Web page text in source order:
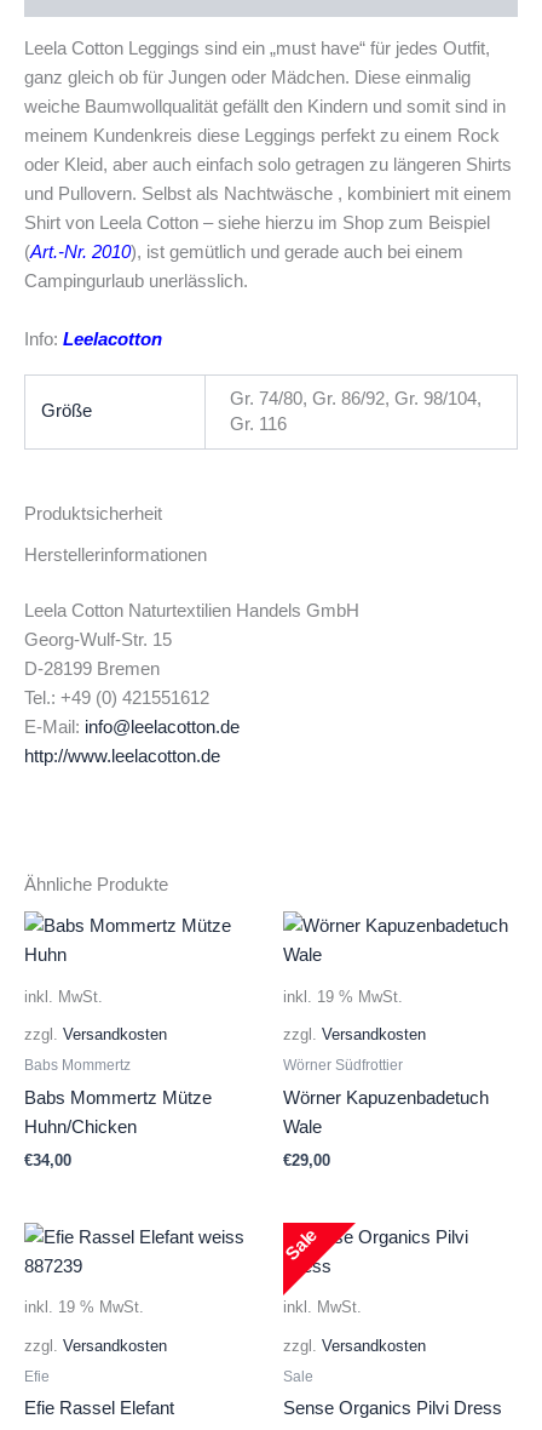
Leela Cotton Leggings sind ein „must have“ für jedes Outfit,
ganz gleich ob für Jungen oder Mädchen. Diese einmalig
weiche Baumwollqualität gefällt den Kindern und somit sind in
meinem Kundenkreis diese Leggings perfekt zu einem Rock
oder Kleid, aber auch einfach solo getragen zu längeren Shirts
und Pullovern. Selbst als Nachtwäsche , kombiniert mit einem
Shirt von Leela Cotton – siehe hierzu im Shop zum Beispiel
(Art.-Nr. 2010), ist gemütlich und gerade auch bei einem
Campingurlaub unerlässlich.
Info: Leelacotton
Größe
Gr. 74/80, Gr. 86/92, Gr. 98/104,
Gr. 116
Produktsicherheit
Herstellerinformationen
Leela Cotton Naturtextilien Handels GmbH
Georg-Wulf-Str. 15
D-28199 Bremen
Tel.: +49 (0) 421551612
E-Mail: info@leelacotton.de
http://www.leelacotton.de
Ähnliche Produkte
inkl. MwSt.
zzgl. Versandkosten
Babs Mommertz
Babs Mommertz Mütze
Huhn/Chicken
€34,00
inkl. 19 % MwSt.
zzgl. Versandkosten
Wörner Südfrottier
Wörner Kapuzenbadetuch
Wale
€29,00
inkl. 19 % MwSt.
zzgl. Versandkosten
Efie
Efie Rassel Elefant
inkl. MwSt.
zzgl. Versandkosten
Sale
Sense Organics Pilvi Dress
Sale